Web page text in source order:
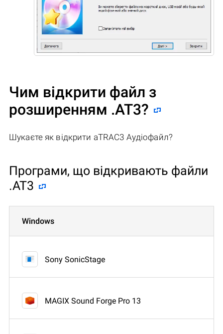
Чим відкрити файл з
розширенням .AT3?
Шукаєте як відкрити aTRAC3 Аудіофайл?
Програми, що відкривають файли
.AT3
Windows
Sony SonicStage
MAGIX Sound Forge Pro 13